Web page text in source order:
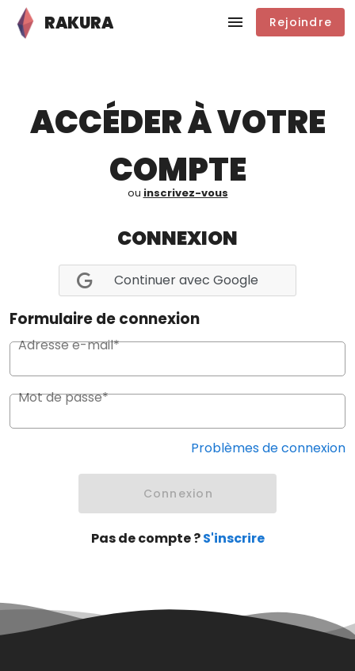
RAKURA Rejoindre
ACCÉDER À VOTRE
COMPTE
ou inscrivez-vous
CONNEXION
Continuer avec Google
Formulaire de connexion
Adresse e-mail*
Mot de passe*
Problèmes de connexion
Connexion
Pas de compte ?S'inscrire